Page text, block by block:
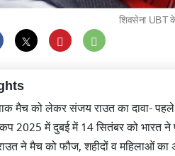
शिवसेना UBT
मैच को लेकर संजय राउत का दावा-
2025 में दुबई में 14 सितंबर को भारत ने
ने मैच को फौज, शहीदों व महिलाओं का